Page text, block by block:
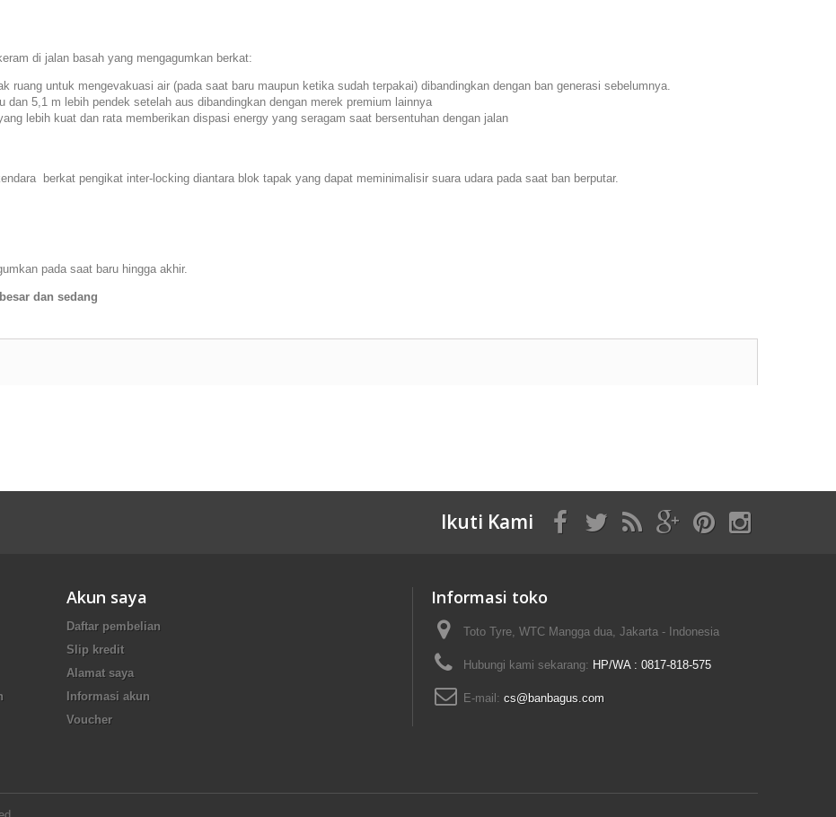
di jalan basah yang mengagumkan berkat:
ruang untuk mengevakuasi air (pada saat baru maupun ketika sudah terpakai) dibandingkan dengan ban generasi sebelumnya.
dan 5,1 m lebih pendek setelah aus dibandingkan dengan merek premium lainnya
lebih kuat dan rata memberikan dispasi energy yang seragam saat bersentuhan dengan jalan
berkat pengikat inter-locking diantara blok tapak yang dapat meminimalisir suara udara pada saat ban berputar.
pada saat baru hingga akhir.
dan sedang
Ikuti Kami
Akun saya
Daftar pembelian
Slip kredit
Alamat saya
Informasi akun
Voucher
Informasi toko
Toto Tyre, WTC Mangga dua, Jakarta - Indonesia
Hubungi kami sekarang: HP/WA : 0817-818-575
E-mail: cs@banbagus.com